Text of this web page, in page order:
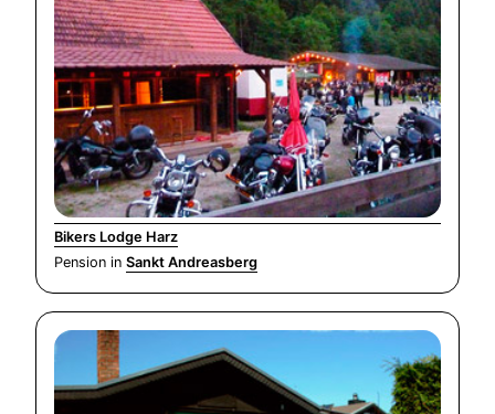
Bikers Lodge Harz
Pension in Sankt Andreasberg